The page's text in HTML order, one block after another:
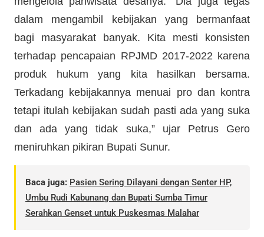
dalam mengambil kebijakan yang bermanfaat
bagi masyarakat banyak. Kita mesti konsisten
terhadap pencapaian RPJMD 2017-2022 karena
produk hukum yang kita hasilkan bersama.
Terkadang kebijakannya menuai pro dan kontra
tetapi itulah kebijakan sudah pasti ada yang suka
dan ada yang tidak suka,” ujar Petrus Gero
meniruhkan pikiran Bupati Sunur.
Baca juga: Pasien Sering Dilayani dengan Senter HP,
Umbu Rudi Kabunang dan Bupati Sumba Timur
Serahkan Genset untuk Puskesmas Malahar